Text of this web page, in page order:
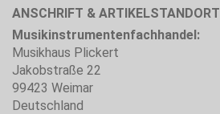
ANSCHRIFT & ARTIKELSTANDORT
Musikinstrumentenfachhandel:
Musikhaus Plickert
Jakobstraße 22
99423 Weimar
Deutschland